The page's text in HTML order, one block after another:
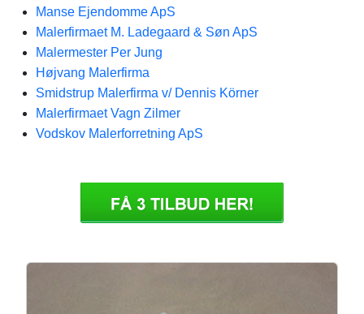
Manse Ejendomme ApS
Malerfirmaet M. Ladegaard & Søn ApS
Malermester Per Jung
Højvang Malerfirma
Smidstrup Malerfirma v/ Dennis Körner
Malerfirmaet Vagn Zilmer
Vodskov Malerforretning ApS